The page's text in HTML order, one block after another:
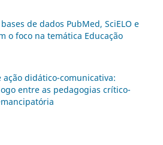
de dados PubMed, SciELO e
o foco na temática Educação
didático-comunicativa:
entre as pedagogias crítico-